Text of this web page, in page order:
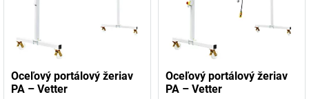
Oceľový portálový žeriav
PA – Vetter
Oceľový portálový žeriav
PA – Vetter